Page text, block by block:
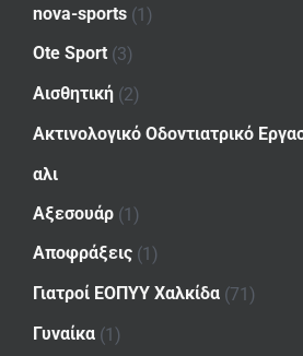
nova-sports (1)
Ote Sport (3)
Αισθητική (2)
Ακτινολογικό Οδοντιατρικό
αλι
Αξεσουάρ (1)
Αποφράξεις (1)
Γιατροί ΕΟΠΥΥ Χαλκίδα (71)
Γυναίκα (1)